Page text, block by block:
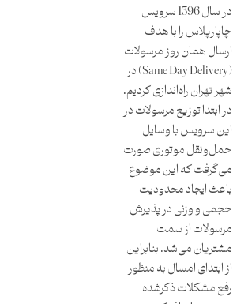
در سال 1396 سرویس
چاپارپلاس را با هدف
ارسال همان روز مرسولات
(Same Day Delivery) در
شهر تهران راه‌اندازی کردیم.
در ابتدا توزیع مرسولات در
این سرویس با وسایل
حمل‌و‌نقل موتوری صورت
می‌گرفت که این موضوع
باعث ایجاد محدودیت
حجمی و وزنی در پذیرش
مرسولات از سمت
مشتریان می‌شد. بنابراین
از ابتدای امسال به منظور
رفع مشکلات ذکرشده